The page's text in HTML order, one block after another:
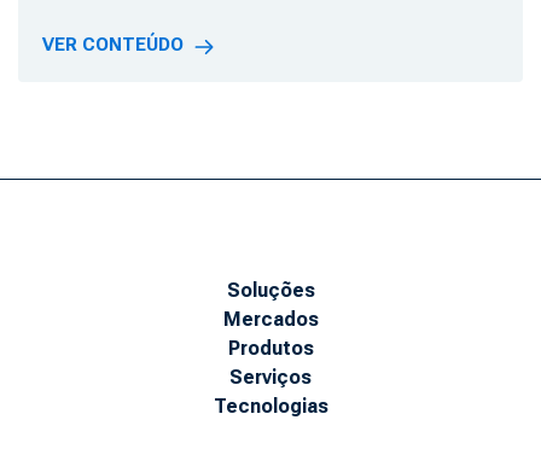
VER CONTEÚDO
Soluções
Mercados
Produtos
Serviços
Tecnologias